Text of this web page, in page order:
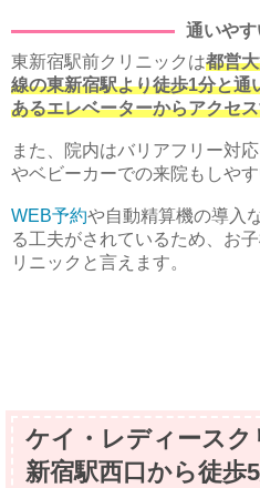
通いや
東新宿駅前クリニックは都営
線の東新宿駅より徒歩1分と通
あるエレベーターからアクセ
また、院内はバリアフリー対
やベビーカーでの来院もしやす
WEB予約や自動精算機の導入
る工夫がされているため、お
リニックと言えます。
ケイ・レディース
新宿駅西口から徒歩